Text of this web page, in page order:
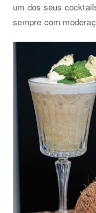
um dos seus
sempre com